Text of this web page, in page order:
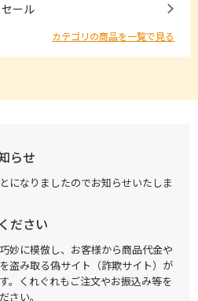
ール
カテゴリの商品を一覧で見る
らせ
になりましたのでお知らせいたしま
ださい
妙に模倣し、お客様から商品代金や
盗み取る偽サイト（詐欺サイト）が
。くれぐれもご注文やお振込み等を
さい。